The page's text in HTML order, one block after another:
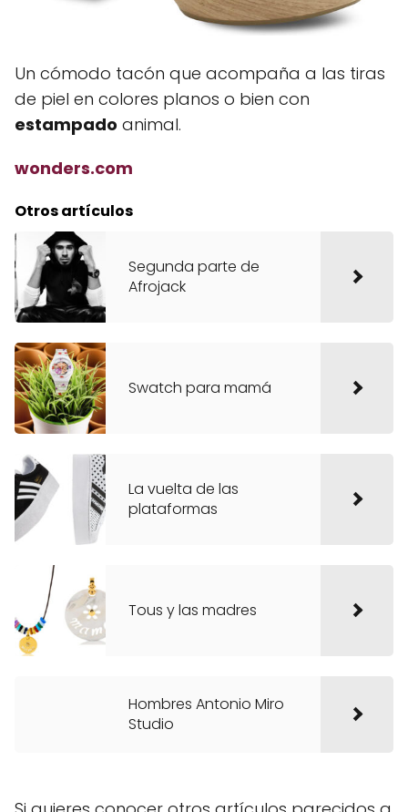
Un cómodo tacón que acompaña a las tiras
de piel en colores planos o bien con
estampado animal.
wonders.com
Otros artículos
Segunda parte de
Afrojack
Swatch para mamá
La vuelta de las
plataformas
Tous y las madres
Hombres Antonio Miro
Studio